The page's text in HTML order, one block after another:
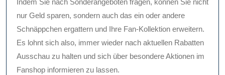
Indem Sie nach Sonderangeboten fragen, können Sie nicht
nur Geld sparen, sondern auch das ein oder andere
Schnäppchen ergattern und Ihre Fan-Kollektion erweitern.
Es lohnt sich also, immer wieder nach aktuellen Rabatten
Ausschau zu halten und sich über besondere Aktionen im
Fanshop informieren zu lassen.